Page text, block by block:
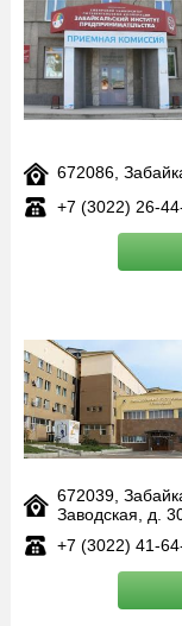
672086,
+7 (3022) 26-
672039,
Заводская, д.
+7 (3022) 41-